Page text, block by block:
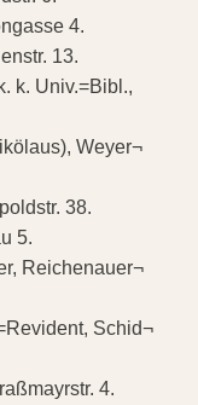
4.
13.
k. Univ.=Bibl.,
Weyer¬
38.
5.
Reichenauer¬
Schid¬
4.